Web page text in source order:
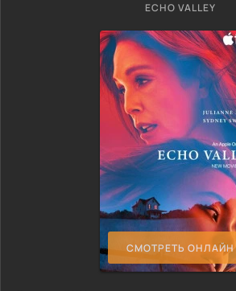
ECHO VALLEY
СМОТРЕТЬ ОНЛАЙН